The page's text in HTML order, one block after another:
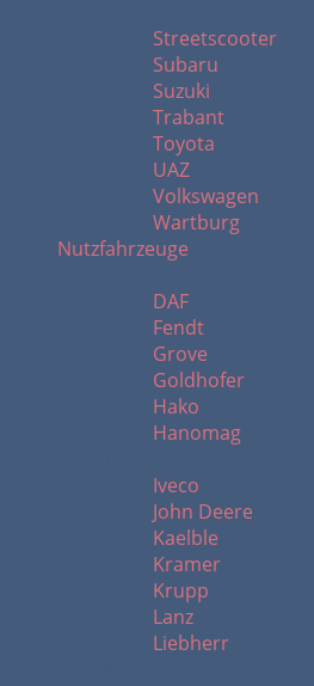
Streetscooter
Subaru
Suzuki
Trabant
Toyota
UAZ
Volkswagen
Wartburg
Nutzfahrzeuge
DAF
Fendt
Grove
Goldhofer
Hako
Hanomag
Iveco
John Deere
Kaelble
Kramer
Krupp
Lanz
Liebherr